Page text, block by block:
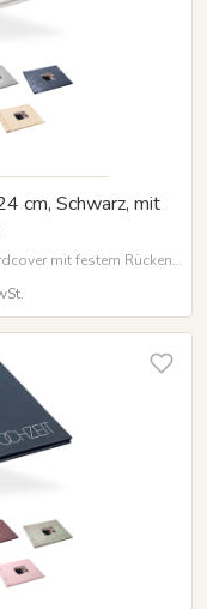
cm, Schwarz, mit
mit festem Rücken